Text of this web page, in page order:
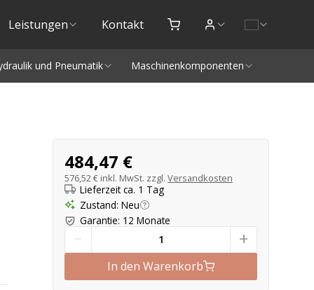
Leistungen Kontakt
und Pneumatik Maschinenkomponenten
Produktangebot
484,47 €
576,52 € inkl. MwSt. zzgl. Versandkosten
Lieferzeit ca. 1 Tag
Zustand:Neu
Garantie: 12 Monate
- +
In den Warenkorb